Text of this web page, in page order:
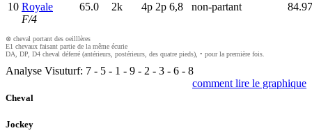
10 Royale
F/4
65.0 2k 4p 2p 6,8 non-partant
⊗ cheval portant des oeilllères
E1 chevaux faisant partie de la même écurie
DA, DP, D4 cheval déferré (antérieurs, postérieurs, des quatre pieds), • pour la première fois.
Analyse Visuturf: 7 - 5 - 1 - 9 - 2 - 3 - 6 - 8
comment lire le graphique
Cheval
Jockey